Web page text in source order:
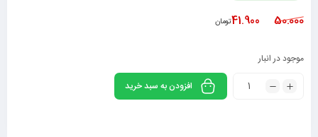
50.000
41.900تومان
موجود در انبار
افزودن به سبد خرید